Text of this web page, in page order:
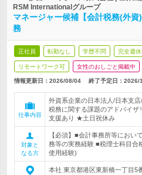
RSM Internationalグループ
マネージャー候補【会計税務(外
務
正社員 転勤なし 学歴不問 完全週休
リモートワーク可 女性のおしごと掲載中
情報更新日：2026/08/04 終了予定日： 2026/
仕事内容
外資系企業の日本法人/日本支
税務に関する課題のアドバイ
支援あり ★土日祝休み
対象と
なる方
【必須】■会計事務所等におい
務等の実務経験 ■税理士科目合
使用経験)
本社 東京都港区東新橋一丁目5